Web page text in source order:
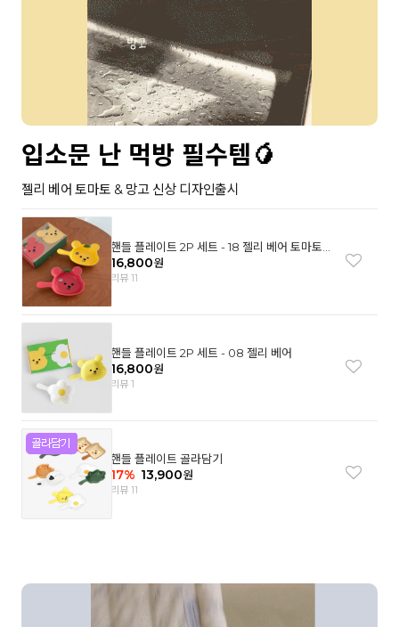
입소문 난 먹방 필수템🥭
젤리 베어 토마토 & 망고 신상 디자인출시
핸들 플레이트 2P 세트 - 18 젤리 베어 토마토
& 망고
16,800원
리뷰 11
핸들 플레이트 2P 세트 - 08 젤리 베어
16,800원
리뷰 1
핸들 플레이트 골라담기
17% 13,900원
리뷰 11